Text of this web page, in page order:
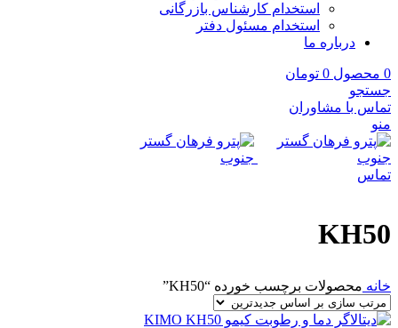
استخدام کارشناس بازرگانی
استخدام مسئول دفتر
درباره ما
0 محصول 0 تومان
جستجو
تماس با مشاوران
منو
تماس
KH50
خانه محصولات برچسب خورده “KH50”